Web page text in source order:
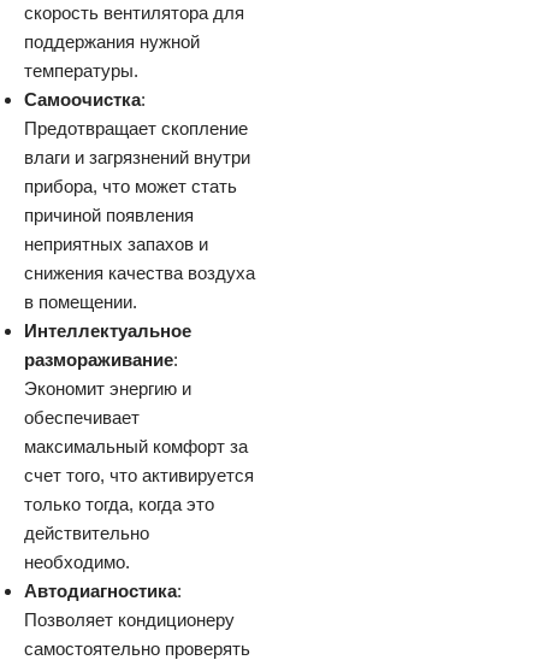
скорость вентилятора для
поддержания нужной
температуры.
Самоочистка:
Предотвращает скопление
влаги и загрязнений внутри
прибора, что может стать
причиной появления
неприятных запахов и
снижения качества воздуха
в помещении.
Интеллектуальное
размораживание:
Экономит энергию и
обеспечивает
максимальный комфорт за
счет того, что активируется
только тогда, когда это
действительно
необходимо.
Автодиагностика:
Позволяет кондиционеру
самостоятельно проверять